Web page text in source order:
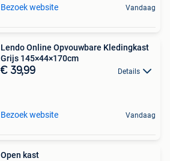
Bezoek website Vandaag
Lendo Online Opvouwbare Kledingkast
Grijs 145×44×170cm
€ 39,99 Details
Bezoek website Vandaag
Open kast